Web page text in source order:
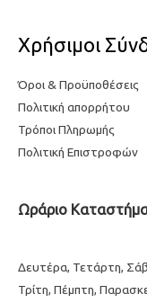
Χρήσιμοι
Όροι & Προϋποθέσεις
Πολιτική απορρήτου
Τρόποι Πληρωμής
Πολιτική Επιστροφών
Ωράριο
Δευτέρα, Τετάρτη,
Τρίτη, Πέμπτη,